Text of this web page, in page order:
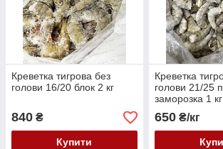
Креветка тигрова без
голови 16/20 блок 2 кг
840 ₴
Купити
Креветка
голови 21/25
заморозка 1 кг
650₴/кг